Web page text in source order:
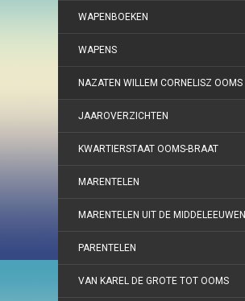
WAPENBOEKEN
WAPENS
NAZATEN WILLEM CORNELISZ OOMS
JAAROVERZICHTEN
KWARTIERSTAAT OOMS-BRAAT
MARENTELEN
MARENTELEN UIT DE MIDDELEEUWEN
PARENTELEN
VAN KAREL DE GROTE TOT OOMS